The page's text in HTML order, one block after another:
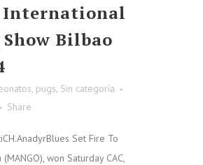
International
Show Bilbao
, pugs, Sin categoría
Share
Set Fire To
(MANGO), won Saturday CAC,